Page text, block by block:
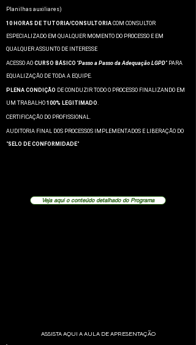
Planilhas auxiliares)
10 HORAS DE TUTORIA/CONSULTORIA COM CONSULTOR
ESPECIALIZADO EM QUALQUER MOMENTO DO PROCESSO E EM
QUALQUER ASSUNTO DE INTERESSE
ACESSO AO CURSO BÁSICO “Passo a Passo da Adequação LGPD” PARA
EQUALIZAÇÃO DE TODA A EQUIPE.
PLENA CONDIÇÃO DE CONDUZIR TODO O PROCESSO FINALIZANDO EM
UM TRABALHO 100% LEGITIMADO.
CERTIFICAÇÃO DO PROFISSIONAL.
AUDITORIA FINAL DOS PROCESSOS IMPLEMENTADOS E LIBERAÇÃO DO
"SELO DE CONFORMIDADE"
Veja aqui o conteúdo detalhado do Programa
ASSISTA AQUI A AULA DE APRESENTAÇÃO